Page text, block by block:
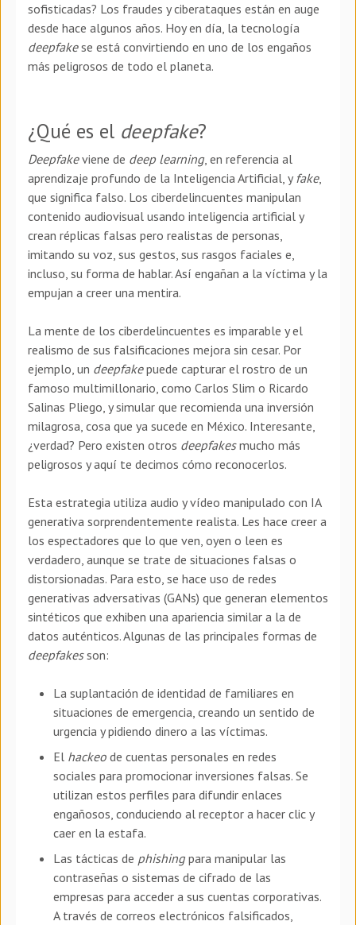
sofisticadas? Los fraudes y ciberataques están en auge
desde hace algunos años. Hoy en día, la tecnología
deepfakese está convirtiendo en uno de los engaños
más peligrosos de todo el planeta.
¿Qué es el deepfake?
Deepfakeviene de deep learning, en referencia al
aprendizaje profundo de la Inteligencia Artificial, yfake,
que significa falso. Los ciberdelincuentes manipulan
contenido audiovisual usando inteligencia artificial y
crean réplicas falsas pero realistas de personas,
imitando su voz, sus gestos, sus rasgos faciales e,
incluso, su forma de hablar. Así engañan a la víctima y la
empujan a creer una mentira.
La mente de los ciberdelincuentes es imparable y el
realismo de sus falsificaciones mejora sin cesar. Por
ejemplo, un deepfakepuede capturar el rostro de un
famoso multimillonario, como Carlos Slim o Ricardo
Salinas Pliego, y simular que recomienda una inversión
milagrosa, cosa que ya sucede en México. Interesante,
¿verdad? Pero existen otros deepfakesmucho más
peligrosos y aquí te decimos cómo reconocerlos.
Esta estrategia utiliza audio y vídeo manipulado con IA
generativa sorprendentemente realista. Les hace creer a
los espectadores que lo que ven, oyen o leen es
verdadero, aunque se trate de situaciones falsas o
distorsionadas. Para esto, se hace uso de redes
generativas adversativas (GANs) que generan elementos
sintéticos que exhiben una apariencia similar a la de
datos auténticos. Algunas de las principales formas de
deepfakesson:
La suplantación de identidad de familiares en
situaciones de emergencia, creando un sentido de
urgencia y pidiendo dinero a las víctimas.
El hackeo de cuentas personales en redes
sociales para promocionar inversiones falsas. Se
utilizan estos perfiles para difundir enlaces
engañosos, conduciendo al receptor a hacer clic y
caer en la estafa.
Las tácticas de phishingpara manipular las
contraseñas o sistemas de cifrado de las
empresas para acceder a sus cuentas corporativas.
A través de correos electrónicos falsificados,